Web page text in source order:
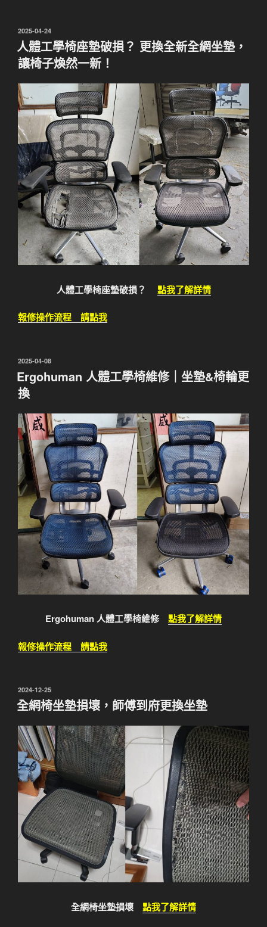
發
佈
於
2025-04-24
人體工學椅座墊破損？ 更換全新全網坐墊，
讓椅子煥然一新！
人體工學椅座墊破損？ 點我了解詳情
報修操作流程 請點我
發
佈
於
2025-04-08
Ergohuman 人體工學椅維修｜坐墊&椅輪更
換
Ergohuman 人體工學椅維修 點我了解詳情
報修操作流程 請點我
發
佈
於
2024-12-25
全網椅坐墊損壞，師傅到府更換坐墊
全網椅坐墊損壞 點我了解詳情